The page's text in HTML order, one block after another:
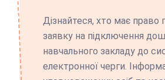
Дізнайтеся, хто має право
заявку на підключення
навчального закладу до
електронної черги.